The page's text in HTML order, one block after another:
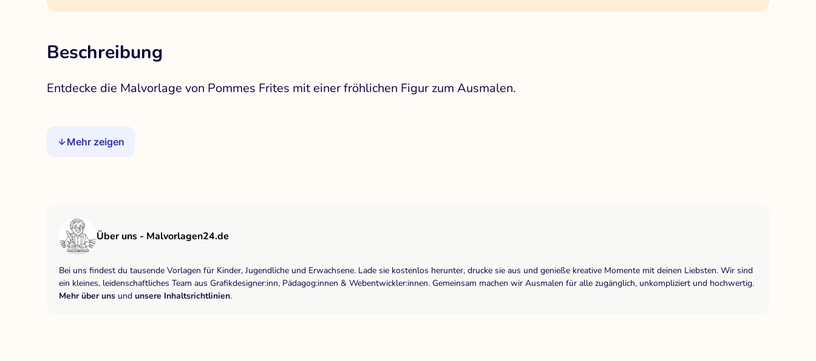
Beschreibung
Entdecke die Malvorlage von Pommes Frites mit einer fröhlichen Figur zum Ausmalen.
Mehr zeigen
Über uns - Malvorlagen24.de
Bei uns findest du tausende Vorlagen für Kinder, Jugendliche und Erwachsene. Lade sie kostenlos herunter, drucke sie aus und genieße kreative Momente mit deinen Liebsten. Wir sind
ein kleines, leidenschaftliches Team aus Grafikdesigner:inn, Pädagog:innen & Webentwickler:innen. Gemeinsam machen wir Ausmalen für alle zugänglich, unkompliziert und hochwertig.
Mehr über uns und unsere Inhaltsrichtlinien.